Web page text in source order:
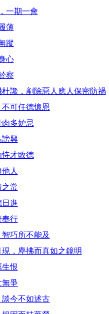
一期一會
薄
蹤
心
察
讒，剷除惡人應人保密防禍
可任德懷恩
多妒忌
謗興
恃才敗德
人
常
日進
奉行
巧所不能及
，塵拂而真如之鏡明
恨
無爭
今不如述古